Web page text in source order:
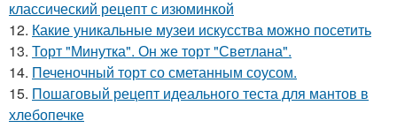
классический рецепт с изюминкой
12. Какие уникальные музеи искусства можно посетить
13. Торт "Минутка". Он же торт "Светлана".
14. Печеночный торт со сметанным соусом.
15. Пошаговый рецепт идеального теста для мантов в
хлебопечке